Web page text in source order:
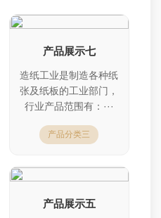
产品展示七
造纸工业是制造各种纸
张及纸板的工业部门，
行业产品范围有：···
产品分类三
产品展示五